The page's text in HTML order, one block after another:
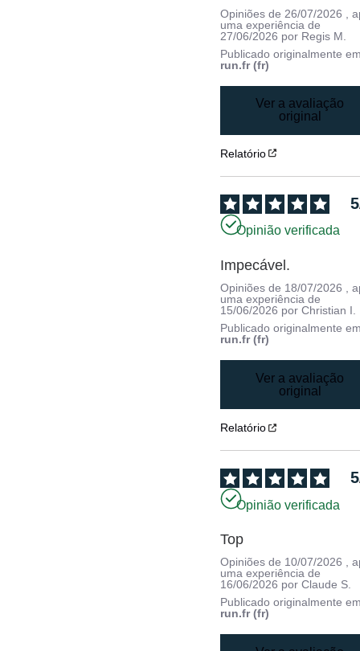
Opiniões de 26/07/2026
,
uma experiência de
27/06/2026 por Regis M.
Publicado originalmente
run.fr (fr)
Ver a avaliação
original
Relatório
5
Opinião verificada
Impecável.
Opiniões de 18/07/2026
,
uma experiência de
15/06/2026 porChristian I.
Publicado originalmente
run.fr (fr)
Ver a avaliação
original
Relatório
5
Opinião verificada
Top
Opiniões de 10/07/2026 ,
uma experiência de
16/06/2026 porClaude S.
Publicado originalmente
run.fr (fr)